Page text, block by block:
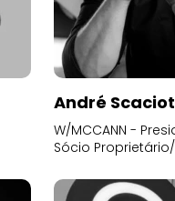
André
W/MCCANN -
Sócio